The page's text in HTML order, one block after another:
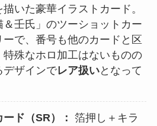
いた豪華イラストカード。
壬氏」のツーショットカー
ーで、番号も他のカードと区
特殊なホロ加工はないものの
デザインでレア扱いとなって
ド（SR）： 箔押し＋キラ